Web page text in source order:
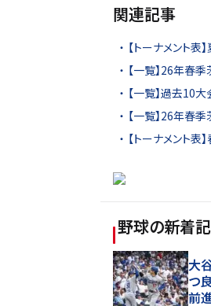
関連記事
【トーナメント
【一覧】26年春
【一覧】過去10
【一覧】26年春
【トーナメント
野球の新着
大
つ
前